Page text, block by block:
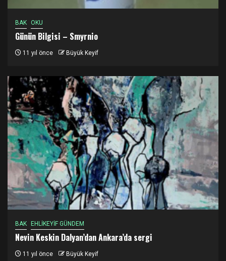
BAK OKU
Günün Bilgisi – Smyrnio
11 yıl önce Büyük Keyif
BAK EHLİKEYİF GÜNDEM
Nevin Keskin Dalyan’dan Ankara’da sergi
11 yıl önce Büyük Keyif